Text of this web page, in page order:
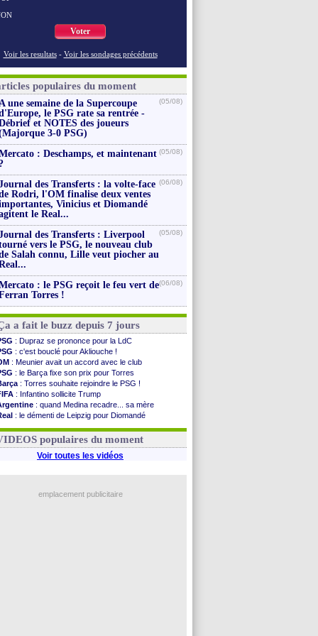
Voter
Voir les resultats - Voir les sondages précédents
populaires du moment
une semaine de la Supercoupe
le PSG rate sa rentrée -
et NOTES des joueurs
3-0 PSG)
(05/08)
: Deschamps, et maintenant (05/08)
des Transferts : la volte-face
Rodri, l'OM finalise deux ventes
Vinicius et Diomandé
le Real...
(06/08)
des Transferts : Liverpool
vers le PSG, le nouveau club
Salah connu, Lille veut piocher au
(05/08)
: le PSG reçoit le feu vert de
Torres !
(06/08)
a fait le buzz depuis 7 jours
: Dupraz se prononce pour la LdC
: c'est bouclé pour Akliouche !
: Meunier avait un accord avec le club
: le Barça fixe son prix pour Torres
: Torres souhaite rejoindre le PSG !
: Infantino sollicite Trump
: quand Medina recadre... sa mère
: le démenti de Leipzig pour Diomandé
: le conseiller d'Infantino démissionne !
populaires du moment
Voir toutes les vidéos
emplacement publicitaire